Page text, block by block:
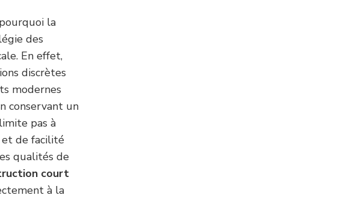
la
des
En effet,
discrètes
modernes
conservant un
pas à
et de facilité
qualités de
court
à la